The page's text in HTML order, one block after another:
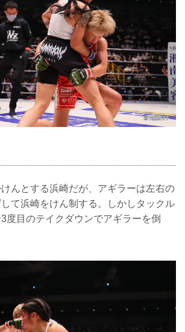
んとする浜崎だが、アギラーは左右の
て浜崎をけん制する。しかしタックル
度目のテイクダウンでアギラーを倒